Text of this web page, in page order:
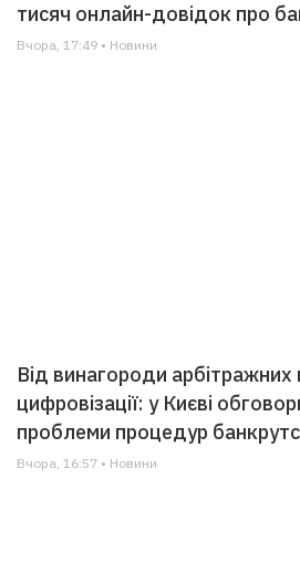
тисяч онлайн-довідок про
Вчора, 17:49 • Новини
Від винагороди
цифровізації: у Києві
проблеми процедур
Вчора, 16:57 • Новини